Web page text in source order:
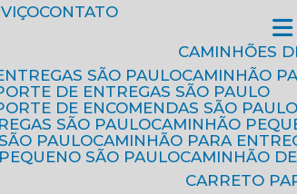
CONTATO
CAMINHÕES
SÃO PAULO
CAMINHÃO
DE ENTREGAS SÃO PAULO
DE ENCOMENDAS SÃO PAULO
SÃO PAULO
CAMINHÃO
PAULO
CAMINHÃO PARA
SÃO PAULO
CAMINHÃO
CARRETO